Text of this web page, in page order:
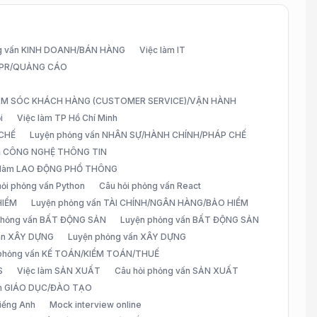
vấn KINH DOANH/BÁN HÀNG
Việc làm IT
QUẢNG CÁO
SÓC KHÁCH HÀNG (CUSTOMER SERVICE)/VẬN HÀNH
Việc làm TP Hồ Chí Minh
Luyện phỏng vấn NHÂN SỰ/HÀNH CHÍNH/PHÁP CHẾ
NGHỆ THÔNG TIN
LAO ĐỘNG PHỔ THÔNG
phỏng vấn Python
Câu hỏi phỏng vấn React
Luyện phỏng vấn TÀI CHÍNH/NGÂN HÀNG/BẢO HIỂM
vấn BẤT ĐỘNG SẢN
Luyện phỏng vấn BẤT ĐỘNG SẢN
XÂY DỰNG
Luyện phỏng vấn XÂY DỰNG
vấn KẾ TOÁN/KIỂM TOÁN/THUẾ
Việc làm SẢN XUẤT
Câu hỏi phỏng vấn SẢN XUẤT
GIÁO DỤC/ĐÀO TẠO
Anh
Mock interview online